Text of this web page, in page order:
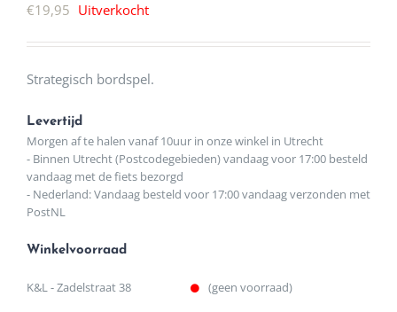
€19,95 Uitverkocht
Strategisch bordspel.
Levertijd
Morgen af te halen vanaf 10uur in onze winkel in Utrecht
- Binnen Utrecht (Postcodegebieden) vandaag voor 17:00 besteld
vandaag met de fiets bezorgd
- Nederland: Vandaag besteld voor 17:00 vandaag verzonden met
PostNL
Winkelvoorraad
K&L - Zadelstraat 38 (geen voorraad)